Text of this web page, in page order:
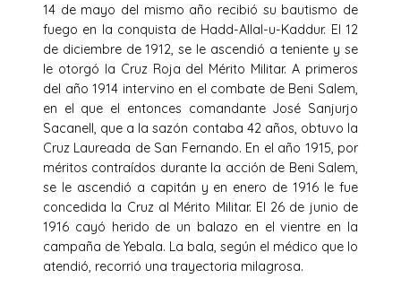
14 de mayo del mismo año recibió su bautismo de
fuego en la conquista de Hadd-Allal-u-Kaddur. El 12
de diciembre de 1912, se le ascendió a teniente y se
le otorgó la Cruz Roja del Mérito Militar. A primeros
del año 1914 intervino en el combate de Beni Salem,
en el que el entonces comandante José Sanjurjo
Sacanell, que a la sazón contaba 42 años, obtuvo la
Cruz Laureada de San Fernando. En el año 1915, por
méritos contraídos durante la acción de Beni Salem,
se le ascendió a capitán y en enero de 1916 le fue
concedida la Cruz al Mérito Militar. El 26 de junio de
1916 cayó herido de un balazo en el vientre en la
campaña de Yebala. La bala, según el médico que lo
atendió, recorrió una trayectoria milagrosa.